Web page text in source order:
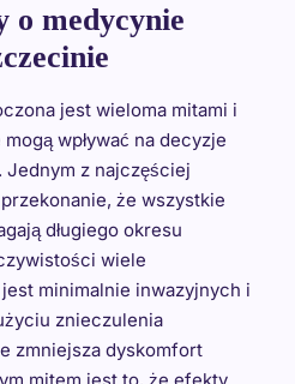
o medycynie
jest wieloma mitami i
wpływać na decyzje
z najczęściej
że wszystkie
długiego okresu
wiele
minimalnie inwazyjnych i
znieczulenia
zmniejsza dyskomfort